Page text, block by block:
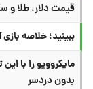
قیمت دلار، طلا و سکه
ببینید؛ خلاصه بازی آرژانتین ۳ -
بدون دردسر